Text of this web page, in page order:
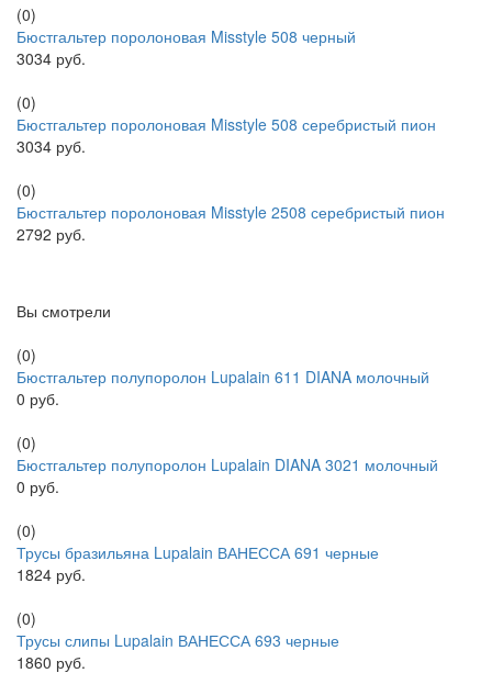
(0)
Бюстгальтер поролоновая Misstyle 508 черный
3034 руб.
(0)
Бюстгальтер поролоновая Misstyle 508 серебристый пион
3034 руб.
(0)
Бюстгальтер поролоновая Misstyle 2508 серебристый пион
2792 руб.
Вы смотрели
(0)
Бюстгальтер полупоролон Lupalain 611 DIANA молочный
0 руб.
(0)
Бюстгальтер полупоролон Lupalain DIANA 3021 молочный
0 руб.
(0)
Трусы бразильяна Lupalain ВАНЕССА 691 черные
1824 руб.
(0)
Трусы слипы Lupalain ВАНЕССА 693 черные
1860 руб.